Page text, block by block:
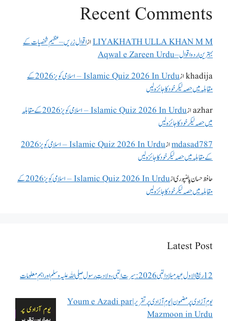
Recent Comments
LIYAKHATH ULLA KHAN M Mازاقوال زریں – عظیم شخصیات کے
بہترین اردو اقوال – Aqwal e Zareen Urdu
khadijaاز
Islamic Quiz 2026 In Urdu – اسلامی کویز 2026 کے
مقابلہ میں حصہ لیکر خود کا جائزہ لیں
azharاز
Islamic Quiz 2026 In Urdu – اسلامی کویز 2026 کے مقابلہ
میں حصہ لیکر خود کا جائزہ لیں
mdasad787از
Islamic Quiz 2026 In Urdu – اسلامی کویز 2026
کے مقابلہ میں حصہ لیکر خود کا جائزہ لیں
حافظ حسان پالنپوریاز
Islamic Quiz 2026 In Urdu – اسلامی کویز 2026 کے
مقابلہ میں حصہ لیکر خود کا جائزہ لیں
Latest Post
12 ربیع الاول عید میلاد النبی 2026: سیرت النبی، ولادتِ رسول صلی اللہ علیہ وسلم اور اہم معلومات
یوم آزادی پر مضمون | یوم آزادی پر تقریر | Youm e Azadi par
Mazmoon in Urdu